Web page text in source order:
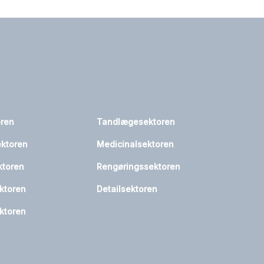
Tandlægesektoren
Medicinalsektoren
Rengøringssektoren
Detailsektoren